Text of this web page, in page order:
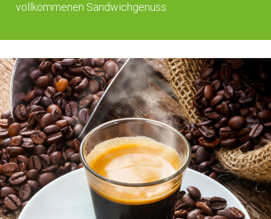
vollkommenen Sandwichgenuss